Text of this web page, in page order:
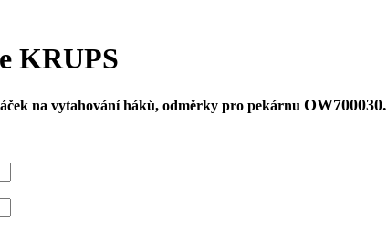
KRUPS
na vytahování háků, odměrky pro pekárnu OW700030.